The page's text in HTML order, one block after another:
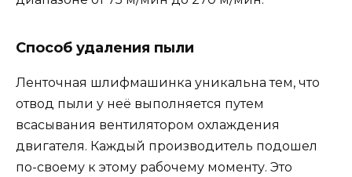
Способ удаления пыли
Ленточная шлифмашинка уникальна тем, что
отвод пыли у неё выполняется путем
всасывания вентилятором охлаждения
двигателя. Каждый производитель подошел
по-своему к этому рабочему моменту. Это